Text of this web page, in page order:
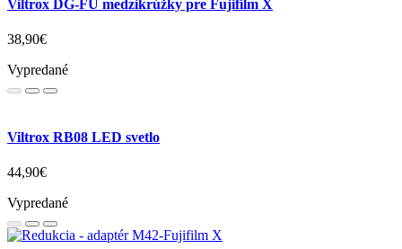
Viltrox DG-FU medzikrúžky pre Fujifilm X
38,90€
Vypredané
Viltrox RB08 LED svetlo
44,90€
Vypredané